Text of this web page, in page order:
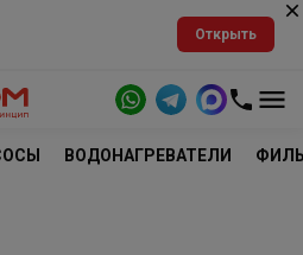
Открыть
ВОДОНАГРЕВАТЕЛИ